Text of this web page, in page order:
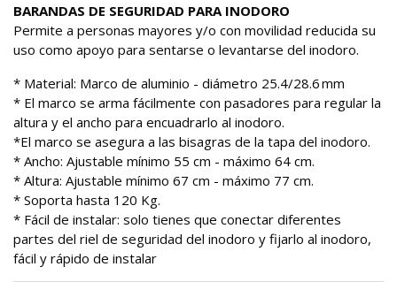
BARANDAS DE SEGURIDAD PARA INODORO
Permite a personas mayores y/o con movilidad reducida su
uso como apoyo para sentarse o levantarse del inodoro.
* Material: Marco de aluminio - diámetro 25.4/28.6 mm
* El marco se arma fácilmente con pasadores para regular la
altura y el ancho para encuadrarlo al inodoro.
*El marco se asegura a las bisagras de la tapa del inodoro.
* Ancho: Ajustable mínimo 55 cm - máximo 64 cm.
* Altura: Ajustable mínimo 67 cm - máximo 77 cm.
* Soporta hasta 120 Kg.
* Fácil de instalar: solo tienes que conectar diferentes
partes del riel de seguridad del inodoro y fijarlo al inodoro,
fácil y rápido de instalar